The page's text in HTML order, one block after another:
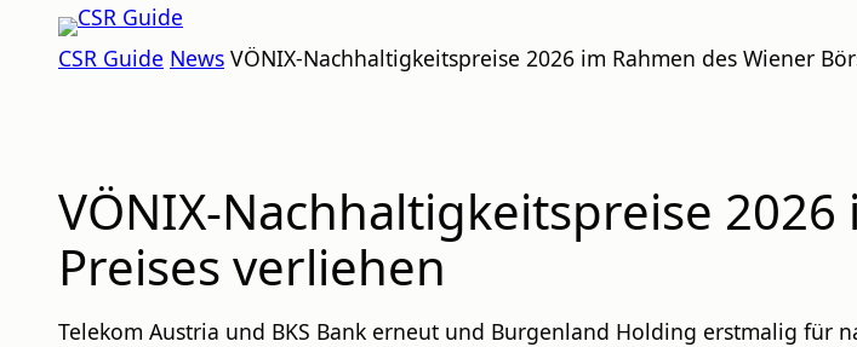
InhaltCSR
GUIDE
CSR Guide News VÖNIX-Nachhaltigkeitspreise 2026 im Rahmen des Wiener
VÖNIX-Nachhaltigkeitspreise
Preises verliehen
Telekom Austria und BKS Bank erneut und Burgenland Holding erstmalig für